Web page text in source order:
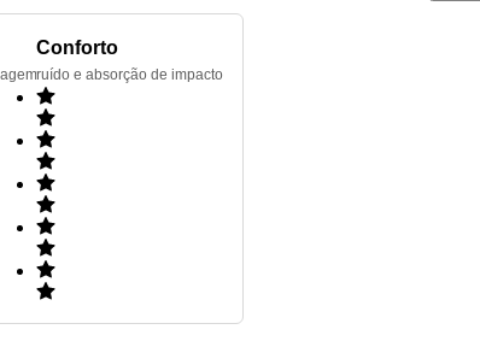
Conforto
ruído e absorção de impacto